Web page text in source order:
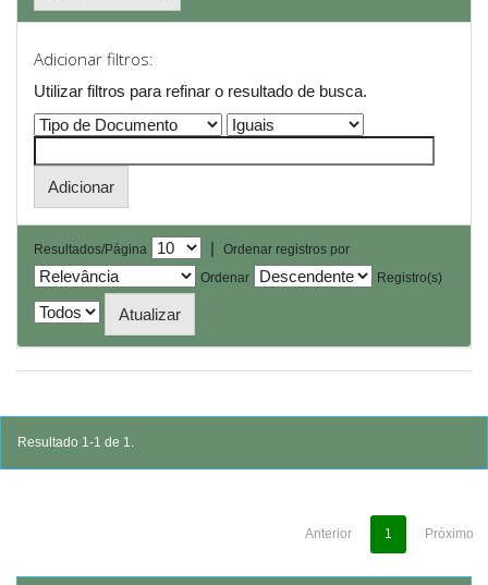
Adicionar filtros:
Utilizar filtros para refinar o resultado de busca.
Resultados/Página |
Ordenar registros por
Ordenar
Registro(s)
Resultado 1-1 de 1.
Anterior 1 Próximo